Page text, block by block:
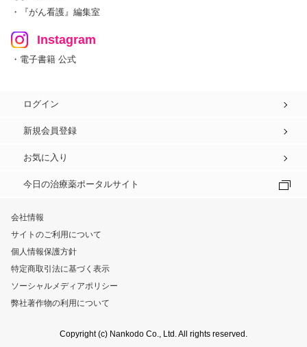
・『がん看護』編集室
Instagram
・電子書籍 公式
ログイン
新規会員登録
お気に入り
今日の治療薬ポータルサイト
会社情報
サイトのご利用について
個人情報保護方針
特定商取引法に基づく表示
ソーシャルメディアポリシー
弊社著作物の利用について
Copyright (c) Nankodo Co., Ltd. All rights reserved.